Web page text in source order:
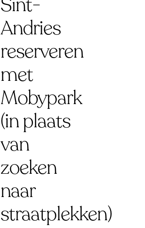
Andries
reserveren
met
Mobypark
(in plaats
van
zoeken
naar
straatplekken)